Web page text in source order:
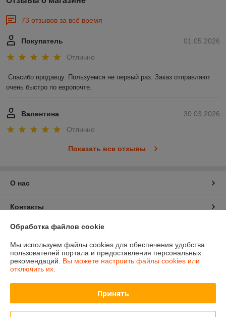
73 отзывов за всё время
01.05.2026
Покупатель
Отлично
Спасибо продавцу. Пользуемся не первый раз. Заказ отправляют
очень быстро по европочте.
30.03.2026
Валентина
Отлично
Показать все отзывы
О нас
Контакты
Доставка и оплата
График работы
Политика обработки cookies
Обработка файлов cookie
Мы используем файлы cookies для обеспечения удобства
пользователей портала и предоставления персональных
рекомендаций. Вы можете настроить файлы cookies или
отключить их.
Принять